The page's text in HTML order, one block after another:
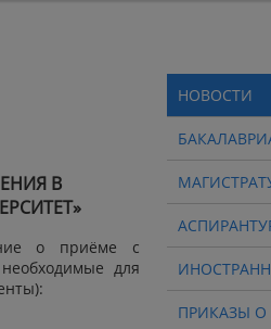
В
о приёме с
для
НОВОСТИ
ПРИКАЗЫ